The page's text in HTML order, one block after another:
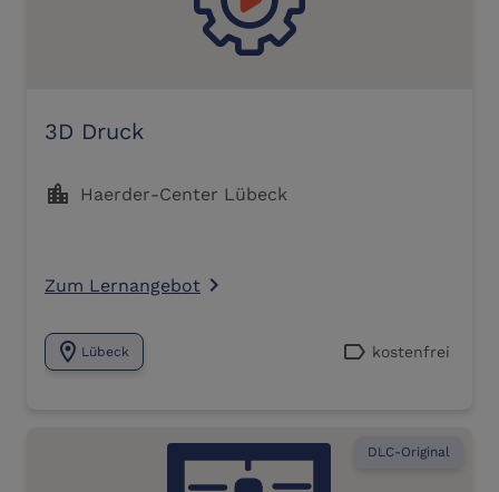
3D Druck
location_city Haerder-Center Lübeck
Zum Lernangebot navigate_next
location_on Lübeck label kostenfrei
DLC-Original